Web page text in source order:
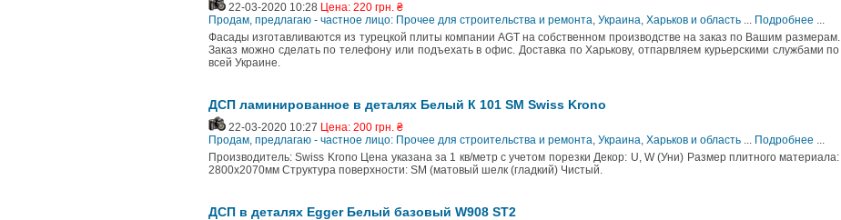
22-03-2020 10:28 Цена: 220 грн. ₴
Продам, предлагаю - частное лицо: Прочее для строительства и ремонта, Украина, Харьков и область ... Подробнее ...
Фасады изготавливаются из турецкой плиты компании AGT на собственном производстве на заказ по Вашим размерам.
Заказ можно сделать по телефону или подъехать в офис. Доставка по Харькову, отпарвляем курьерскими службами по
всей Украине.
ДСП ламинированное в деталях Белый К 101 SM Swiss Krono
22-03-2020 10:27 Цена: 200 грн. ₴
Продам, предлагаю - частное лицо: Прочее для строительства и ремонта, Украина, Харьков и область ... Подробнее ...
Производитель: Swiss Krono Цена указана за 1 кв/метр с учетом порезки Декор: U, W (Уни) Размер плитного материала:
2800х2070мм Структура поверхности: SM (матовый шелк (гладкий) Чистый.
ДСП в деталях Egger Белый базовый W908 SТ2